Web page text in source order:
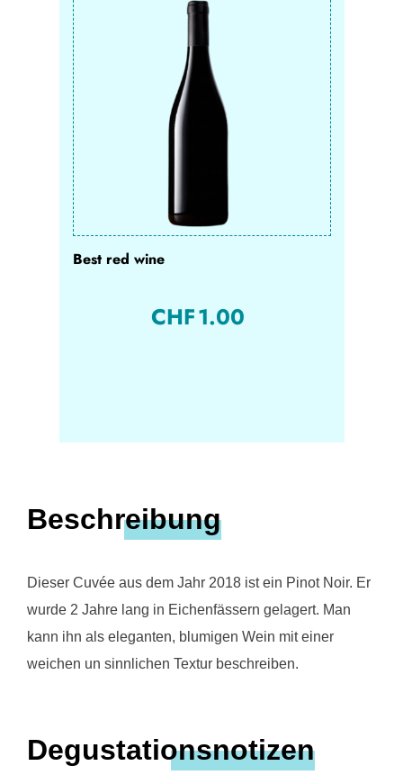
Beschreibung
Dieser Cuvée aus dem Jahr 2018 ist ein Pinot Noir. Er
wurde 2 Jahre lang in Eichenfässern gelagert. Man
kann ihn als eleganten, blumigen Wein mit einer
weichen un sinnlichen Textur beschreiben.
Degustationsnotizen
Best red wine
CHF1.00